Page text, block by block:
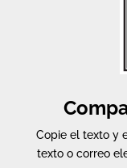
Copie el texto y
texto o correo